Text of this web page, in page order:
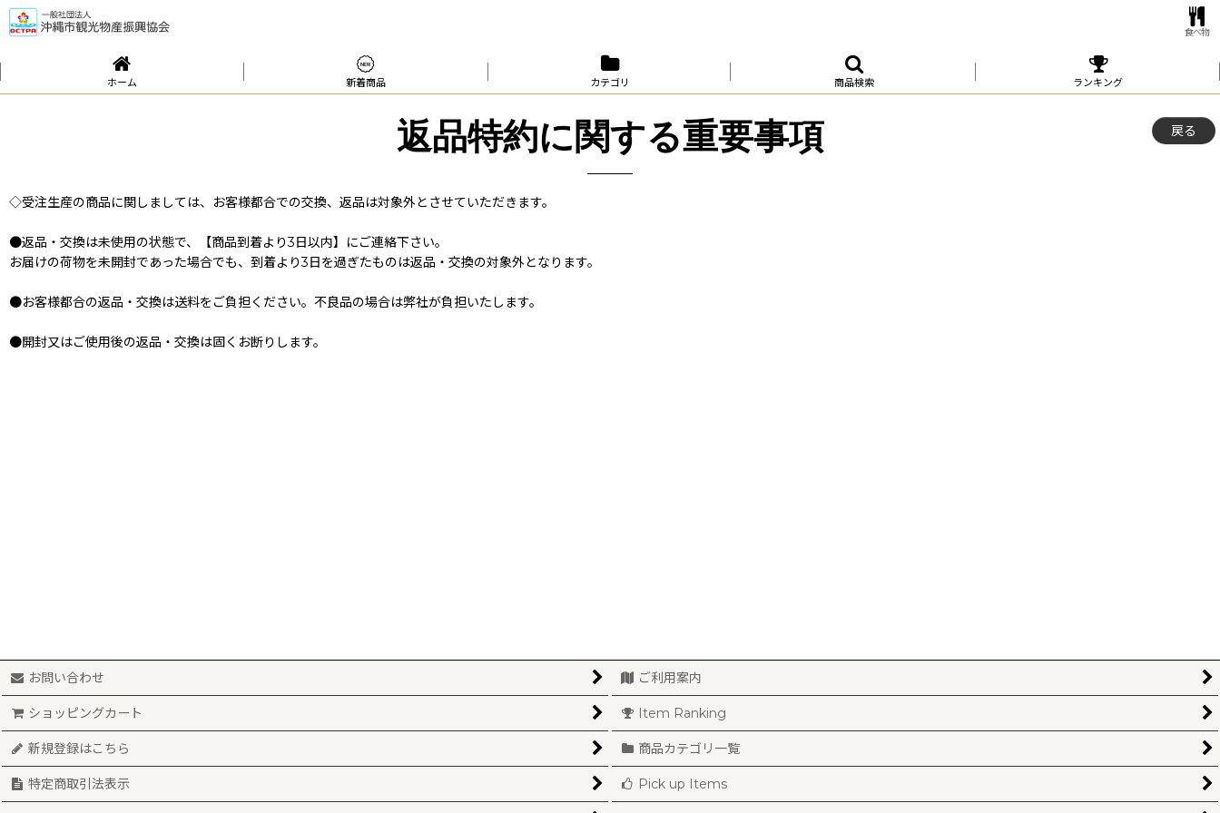
食べ物
ホーム 新着商品 カテゴリ 商品検索 ランキング
返品特約に関する重要事項 戻る
◇受注生産の商品に関しましては、お客様都合での交換、返品は対象外とさせていただきます。
●返品・交換は未使用の状態で、【商品到着より3日以内】にご連絡下さい。
お届けの荷物を未開封であった場合でも、到着より3日を過ぎたものは返品・交換の対象外となります。
●お客様都合の返品・交換は送料をご負担ください。不良品の場合は弊社が負担いたします。
●開封又はご使用後の返品・交換は固くお断りします。
お問い合わせ ご利用案内
ショッピングカート Item Ranking
新規登録はこちら 商品カテゴリ一覧
特定商取引法表示 Pick up Items